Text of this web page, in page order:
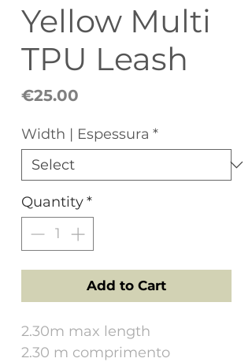
Yellow Multi
TPU Leash
€25.00
Width | Espessura *
Quantity*
Add to Cart
2.30m max length
2.30 m comprimento